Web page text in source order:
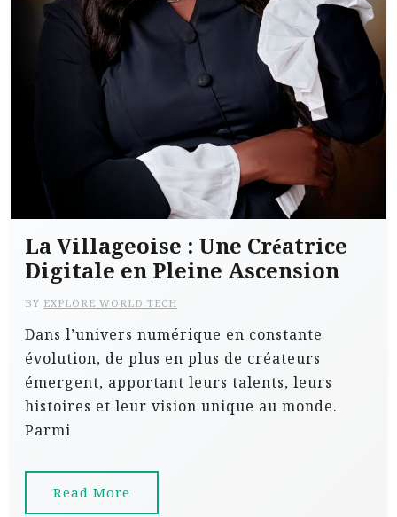
La Villageoise : Une Créatrice
Digitale en Pleine Ascension
BY EXPLORE WORLD TECH
Dans l’univers numérique en constante
évolution, de plus en plus de créateurs
émergent, apportant leurs talents, leurs
histoires et leur vision unique au monde.
Parmi
Read More